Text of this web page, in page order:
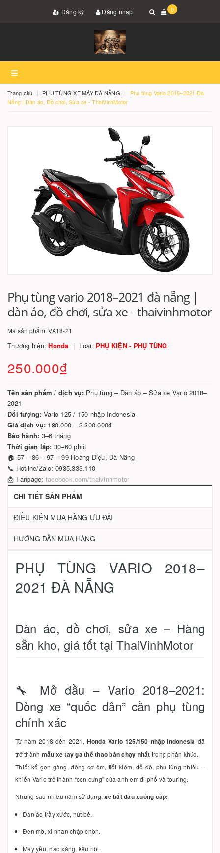
Đăng ký Đăng nhập 0
Trang chủ PHỤ TÙNG XE MÁY ĐÀ NẴNG
Phụ tùng Vario 2018–2021 Đà
Nẵng | Dàn áo, Đồ chơi, Sửa xe - ThaiVinhMotor
Phụ tùng vario 2018–2021 đà nẵng |
dàn áo, đồ chơi, sửa xe - thaivinhmotor
Mã sản phẩm:VA18-21
Thương hiệu:Honda Loại: PHỤ KIỆN - PHỤ TÙNG
250.000₫
Tên sản phẩm / dịch vụ:Phụ tùng – Dàn áo – Sửa xe Vario 2018–
2021
Đối tượng: Vario 125 / 150 nhập Indonesia
Giá dịch vụ: 180.000 – 2.300.000đ
Bảo hành: 3–6 tháng
Thời gian lắp: 30–60 phút
🏠 57 – 86 – 97 – 99 Hoàng Diệu, Đà Nẵng
📞 Hotline/Zalo: 0935.333.110
📩 Fanpage: facebook.com/thaivinhmotor
CHI TIẾT SẢN PHẨM
ĐIỀU KIỆN MUA HÀNG ƯU ĐÃI
HƯỚNG DẪN MUA HÀNG
PHỤ TÙNG VARIO 2018–
2021 ĐÀ NẴNG
Dàn áo, đồ chơi, sửa xe – Hàng
sẵn kho, giá tốt tại ThaiVinhMotor
🔧 Mở đầu – Vario 2018–2021:
Dòng xe “quốc dân” cần phụ tùng
chính xác
Từ năm 2018 đến 2021, Honda Vario 125/150 nhập Indonesia đã
trở thành mẫu xe tay ga thể thao bán chạy nhất trong phân khúc.
Thiết kế gọn gàng, động cơ êm, tiết kiệm, dễ độ, phụ tùng nhiều –
khiến Vario trở thành “con cưng” của anh em đi phố và touring.
Nhưng sau nhiều năm sử dụng,xe bắt đầu xuống cấp:
Dàn áo trầy xước, nứt bể.
Đèn mờ, xi nhan chập chờn.
Máy yếu, hao xăng, kêu nồi.